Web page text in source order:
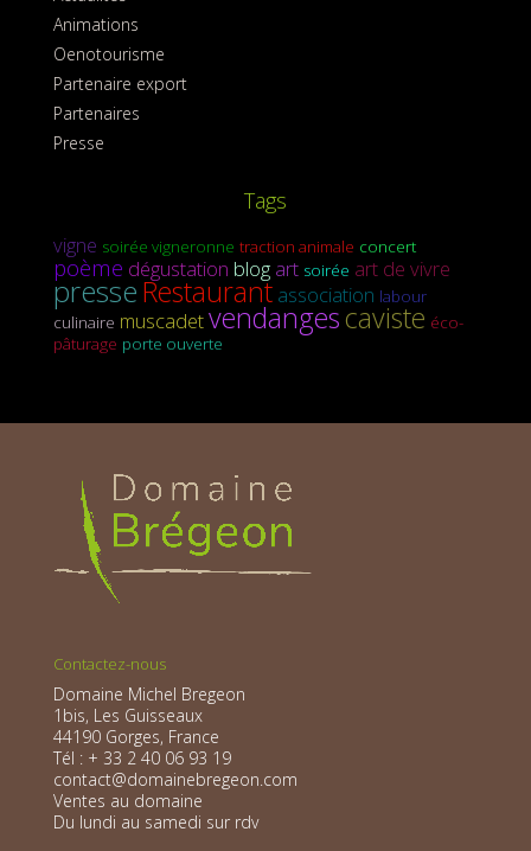
Animations
Oenotourisme
Partenaire export
Partenaires
Presse
Tags
vigne soirée vigneronne traction animale concert
poème dégustation blog art soirée art de vivre
presseRestaurant association labour
culinaire muscadetvendangescaviste éco-
pâturage porte ouverte
Contactez-nous
Domaine Michel Bregeon
1bis, Les Guisseaux
44190 Gorges, France
Tél : + 33 2 40 06 93 19
contact@domainebregeon.com
Ventes au domaine
Du lundi au samedi sur rdv